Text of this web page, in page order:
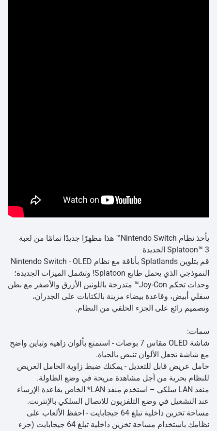
يأخذ نظام Nintendo Switch™ هذا مظهرًا جديدًا تمامًا من لعبة
Splatoon™ 3 الجديدة
قم بتلوين Splatlands بأناقة مع نظام Nintendo Switch - OLED
النموذجي الذي يحمل طابع Splatoon! وتشمل الميزات الجديدة؛
وحدات تحكم Joy-Con™ متدرجة باللونين الأزرق والأصفر مع بطن
سفلي أبيض، وقاعدة بيضاء مزينة بالكتابات على الجدران،
وتصميم رائع على الجزء الخلفي من النظام.
سمات:
شاشة OLED مقاس 7 بوصات - استمتع بألوان زاهية وتباين واضح
مع شاشة تجعل الألوان تنبض بالحياة.
حامل عريض قابل للتعديل - يمكنك ضبط زاوية الحامل العريض
للنظام بحرية من أجل مشاهدة مريحة في وضع الطاولة.
منفذ LAN سلكي – استخدم منفذ LAN* الخاص بقاعدة الإرساء
عند التشغيل في وضع التلفزيون للاتصال السلكي بالإنترنت.
مساحة تخزين داخلية تبلغ 64 جيجابايت - احفظ الألعاب على
نظامك باستخدام مساحة تخزين داخلية تبلغ 64 جيجابايت (جزء